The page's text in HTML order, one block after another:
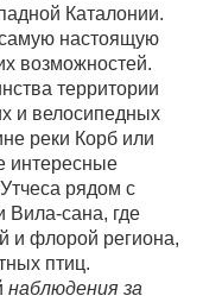
Каталонии.
самую настоящую
возможностей.
территории
и велосипедных
реки Корб или
интересные
рядом с
Вила-сана, где
и флорой региона,
птиц.
наблюдения за